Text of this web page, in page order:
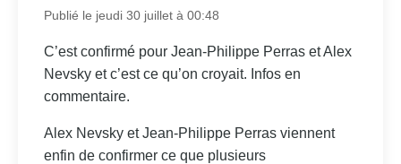
Publié le jeudi 30 juillet à 00:48
C’est confirmé pour Jean-Philippe Perras et Alex
Nevsky et c’est ce qu’on croyait. Infos en
commentaire.
Alex Nevsky et Jean-Philippe Perras viennent
enfin de confirmer ce que plusieurs